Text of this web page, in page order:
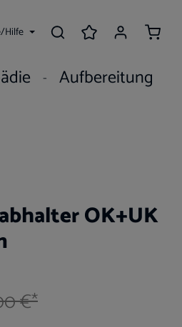
Hilfe
Aufbereitung
OK+UK
€*